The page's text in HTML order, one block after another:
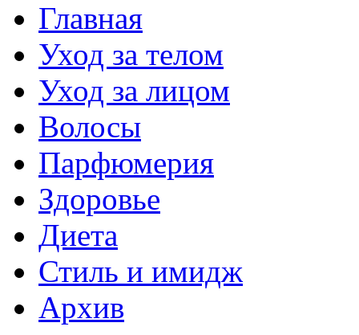
Главная
Уход за телом
Уход за лицом
Волосы
Парфюмерия
Здоровье
Диета
Стиль и имидж
Архив